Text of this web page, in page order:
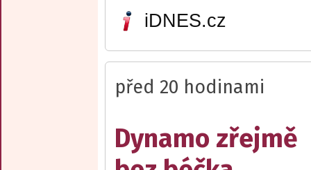
iDNES.cz
před 20 hodinami
Dynamo zřejmě